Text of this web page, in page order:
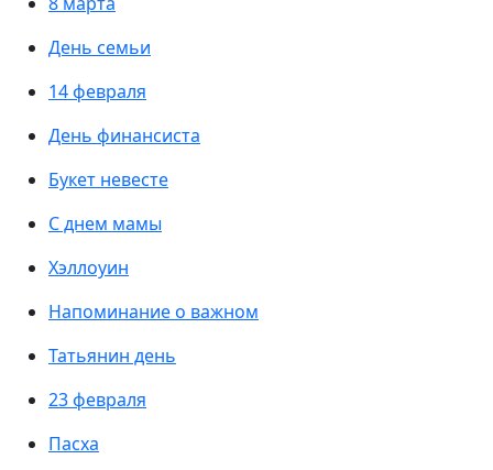
День семьи
14 февраля
День финансиста
Букет невесте
С днем мамы
Хэллоуин
Напоминание о важном
Татьянин день
23 февраля
Пасха